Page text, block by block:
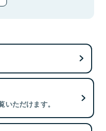
ただけます。